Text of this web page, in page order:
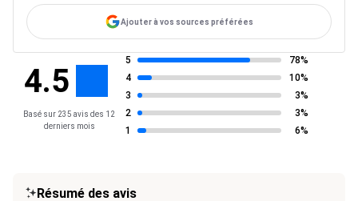
Ajouter à vos sources préférées
4.5
Basé sur 235 avis des 12
derniers mois
5
78%
4
10%
3
3%
2
3%
1
6%
Résumé des avis